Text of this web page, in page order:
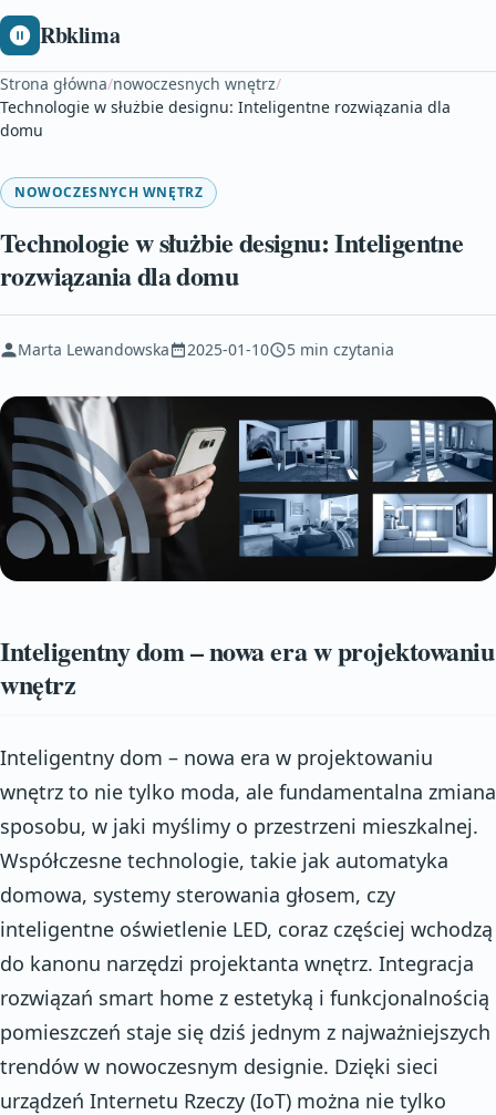
Rbklima
Strona główna/nowoczesnych wnętrz/
Technologie w służbie designu: Inteligentne rozwiązania dla
domu
NOWOCZESNYCH WNĘTRZ
Technologie w służbie designu: Inteligentne
rozwiązania dla domu
Marta Lewandowska 2025-01-10 5 min czytania
Inteligentny dom – nowa era w projektowaniu
wnętrz
Inteligentny dom – nowa era w projektowaniu
wnętrz to nie tylko moda, ale fundamentalna zmiana
sposobu, w jaki myślimy o przestrzeni mieszkalnej.
Współczesne technologie, takie jak automatyka
domowa, systemy sterowania głosem, czy
inteligentne oświetlenie LED, coraz częściej wchodzą
do kanonu narzędzi projektanta wnętrz. Integracja
rozwiązań smart home z estetyką i funkcjonalnością
pomieszczeń staje się dziś jednym z najważniejszych
trendów w nowoczesnym designie. Dzięki sieci
urządzeń Internetu Rzeczy (IoT) można nie tylko